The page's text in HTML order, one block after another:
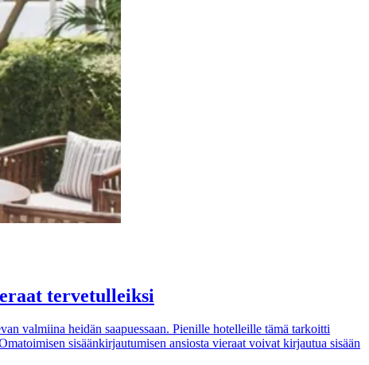
tervetulleiksi
valmiina heidän saapuessaan. Pienille hotelleille tämä tarkoitti
sisäänkirjautumisen ansiosta vieraat voivat kirjautua sisään